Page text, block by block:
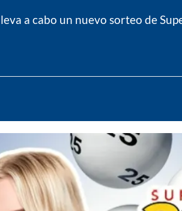
a cabo un nuevo sorteo de